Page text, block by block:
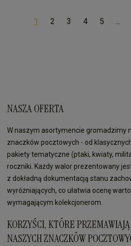
1 2 3 4 5 ...
NASZA OFERTA
W naszym asortymencie gromadzimy
znaczków pocztowych - od
pakiety tematyczne (ptaki, kwiaty,
roczniki. Każdy walor prezentowany
z dokładną dokumentacją stanu
wyróżniających, co ułatwia ocenę
wymagającym kolekcjonerom.
KORZYŚCI, KTÓRE
NASZYCH ZNACZKÓW